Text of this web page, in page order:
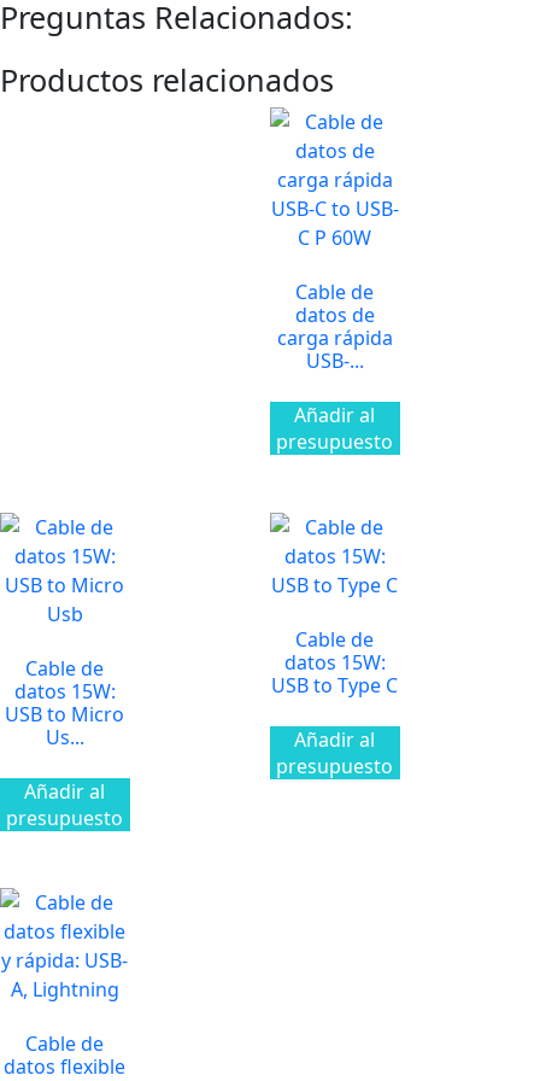
Preguntas Relacionados:
Productos relacionados
Cable de
datos de
carga rápida
USB-...
Añadir al
presupuesto
Cable de
datos 15W:
USB to Micro
Us...
Añadir al
presupuesto
Cable de
datos 15W:
USB to Type C
Añadir al
presupuesto
Cable de
datos flexible